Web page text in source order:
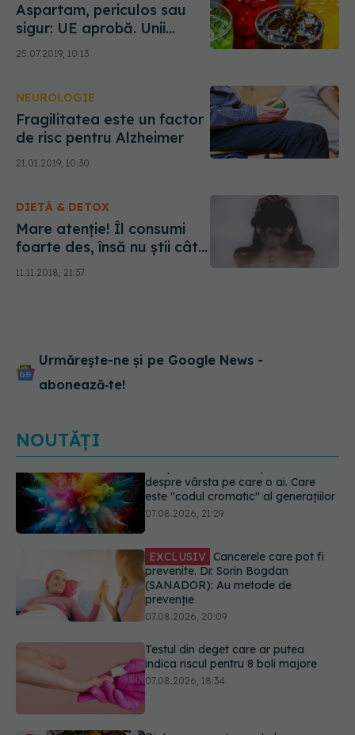
Aspartam, periculos sau
sigur: UE aprobă. Unii
cercetători dezaprobă
25.07.2019, 10:13
NEUROLOGIE
Fragilitatea este un factor
de risc pentru Alzheimer
21.01.2019, 10:30
DIETĂ & DETOX
Mare atenție! Îl consumi
foarte des, însă nu știi cât
de dăunător este
11.11.2018, 21:37
Urmărește-ne și pe Google News -
abonează‑te!
NOUTĂȚI
EXCLUSIV Cancerele care pot fi
prevenite. Dr. Sorin Bogdan
07.08.2026, 20:09
Testul din deget care ar putea
indica riscul pentru 8 boli majore
07.08.2026, 18:34
Dieta care poate crește brusc